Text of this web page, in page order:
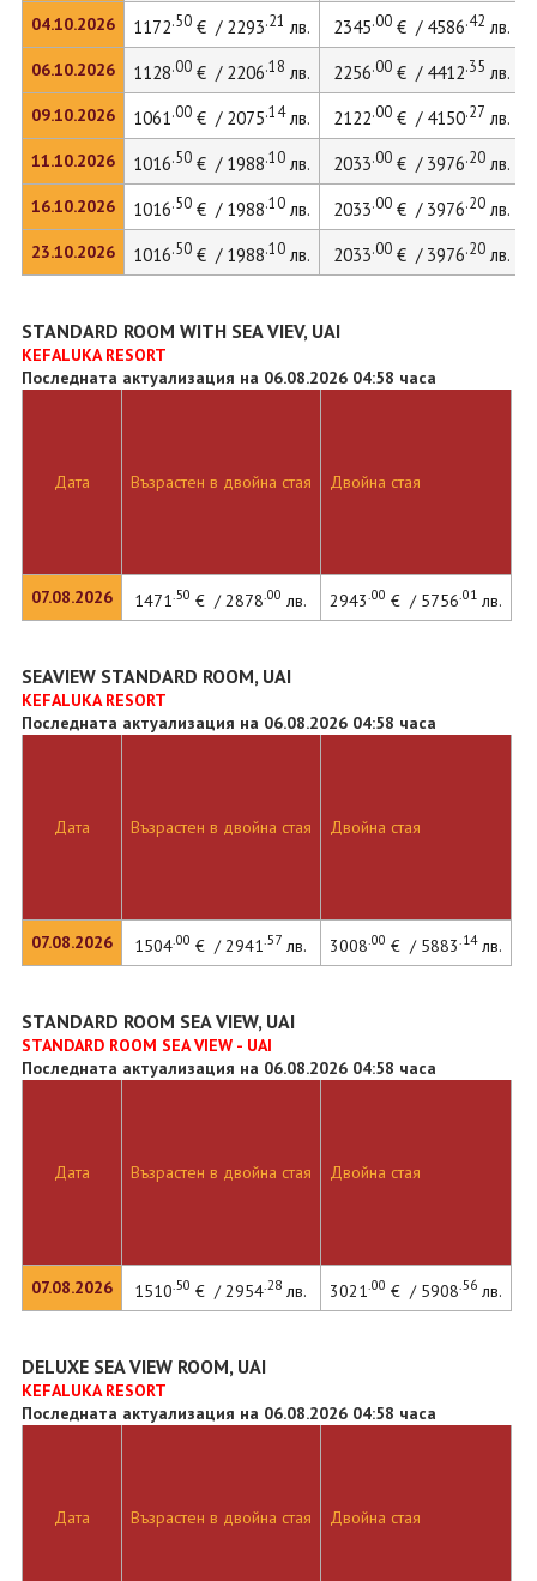
04.10.2026
06.10.2026
09.10.2026
11.10.2026
16.10.2026
23.10.2026
1172.50€ / 2293.21 лв. 2345.00€ / 4586.42 лв.
1128.00€ / 2206.18 лв. 2256.00€ / 4412.35 лв.
1061.00€ / 2075.14лв. 2122.00€ / 4150.27 лв.
1016.50€ / 1988.10лв. 2033.00€ / 3976.20лв.
1016.50€ / 1988.10лв. 2033.00€ / 3976.20лв.
1016.50€ / 1988.10лв. 2033.00€ / 3976.20лв.
STANDARD ROOM WITH SEA VIEV, UAI
KEFALUKA RESORT
Последната актуализация на 06.08.2026 04:58 часа
Дата
07.08.2026
Възрастен в двойна стая Двойна стая
1471.50 € / 2878.00 лв. 2943.00 € / 5756.01лв.
SEAVIEW STANDARD ROOM, UAI
KEFALUKA RESORT
Последната актуализация на 06.08.2026 04:58 часа
Дата
07.08.2026
Възрастен в двойна стая Двойна стая
1504.00 € / 2941.57 лв. 3008.00 € / 5883.14лв.
STANDARD ROOM SEA VIEW, UAI
STANDARD ROOM SEA VIEW - UAI
Последната актуализация на 06.08.2026 04:58 часа
Дата
07.08.2026
Възрастен в двойна стая Двойна стая
1510.50 € / 2954.28 лв. 3021.00 € / 5908.56лв.
DELUXE SEA VIEW ROOM, UAI
KEFALUKA RESORT
Последната актуализация на 06.08.2026 04:58 часа
Дата Възрастен в двойна стая Двойна стая